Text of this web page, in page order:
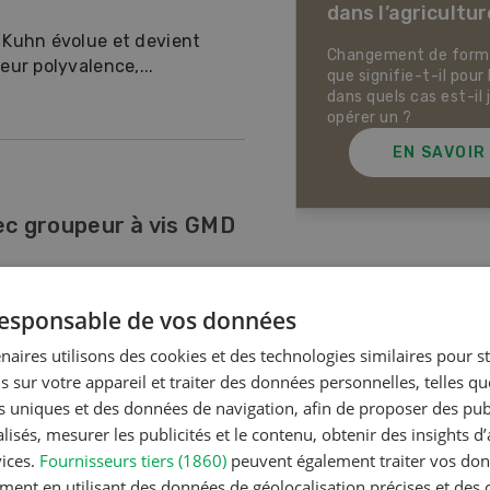
Kuhn évolue et devient
polyvalence,...
groupeur à vis GMD
groupeur à vis GMD
d’anda...
au poids des balles
et la production animale
Pistes pour se protéger
chaleur, la sécheresse ainsi
dans
Changement de
que signifie-t-il pour
dans quels cas est-il
opérer un ?
EN
Articles les plus lues
Production
Noms
en
de vos données
utilisons des cookies et des technologies similaires pour
sur votre appareil et traiter des données personnelles, telles
uniques et des données de navigation, afin de proposer des
mesurer les publicités et le contenu, obtenir des insights
Fournisseurs tiers (1860) peuvent également traiter vos